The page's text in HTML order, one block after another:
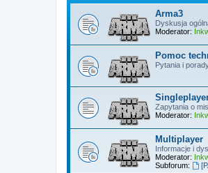
Arma3
Dyskusja
Moderator:
Pomoc
Pytania i
Zapytania o
Moderator:
Multiplayer
Informacje i
Moderator:
Subforum: